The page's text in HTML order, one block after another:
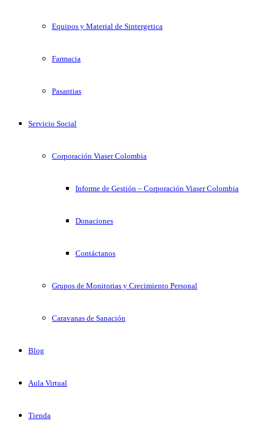
Equipos y Material de Sintergetica
Farmacia
Pasantias
Servicio Social
Corporación Viaser Colombia
Informe de Gestión – Corporación Viaser Colombia
Donaciones
Contáctanos
Grupos de Monitorias y Crecimiento Personal
Caravanas de Sanación
Blog
Aula Virtual
Tienda